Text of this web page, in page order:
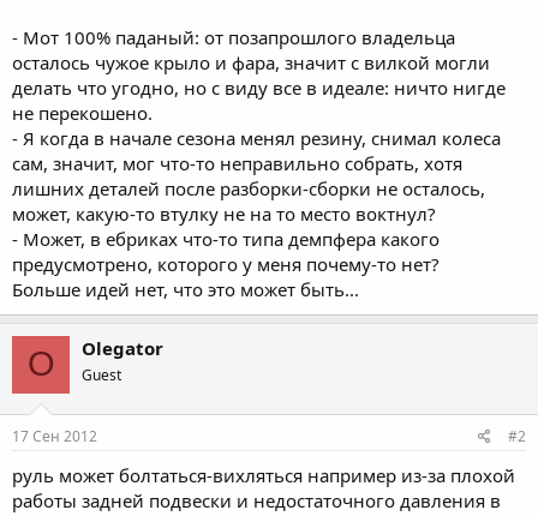
- Мот 100% паданый: от позапрошлого владельца
осталось чужое крыло и фара, значит с вилкой могли
делать что угодно, но с виду все в идеале: ничто нигде
не перекошено.
- Я когда в начале сезона менял резину, снимал колеса
сам, значит, мог что-то неправильно собрать, хотя
лишних деталей после разборки-сборки не осталось,
может, какую-то втулку не на то место воктнул?
- Может, в ебриках что-то типа демпфера какого
предусмотрено, которого у меня почему-то нет?
Больше идей нет, что это может быть...
O Olegator
Guest
17 Сен 2012 #2
руль может болтаться-вихляться например из-за плохой
работы задней подвески и недостаточного давления в